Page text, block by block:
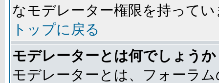
なモデレーター権限を持ってい
トップに戻る
モデレーターとは何でしょうか
モデレーターとは、フォーラ